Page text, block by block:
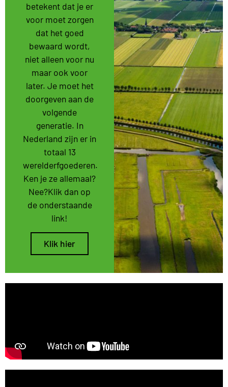
betekent dat je er
voor moet zorgen
dat het goed
bewaard wordt,
niet alleen voor nu
maar ook voor
later. Je moet het
doorgeven aan de
volgende
generatie. In
Nederland zijn er in
totaal 13
werelderfgoederen.
Ken je ze allemaal?
Nee?Klik dan op
de onderstaande
link!
Klik hier